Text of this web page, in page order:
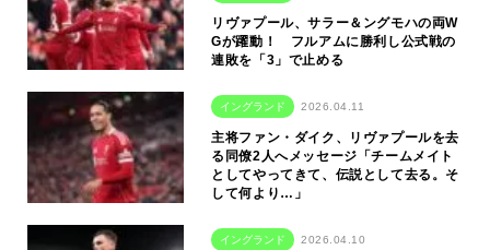
リヴァプール、サラー＆ングモハの両W
Gが躍動！ フルアムに勝利し公式戦の
連敗を「3」で止める
イングランド 2026.04.11
主将ファン・ダイク、リヴァプールを去
る同僚2人へメッセージ「チームメイト
としてやってきて、伝説として去る。そ
して何より…」
イングランド 2026.04.10